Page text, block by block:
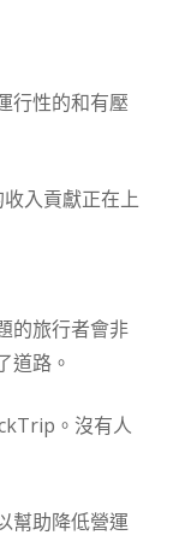
行性的和有壓
入貢獻正在上
的旅行者會非
道路。
。沒有人
幫助降低營運